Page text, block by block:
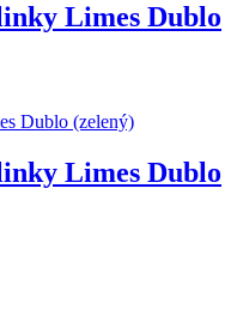
Limes Dublo
Limes Dublo